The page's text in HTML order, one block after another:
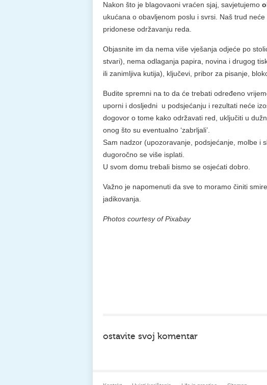
Nakon što je blagovaoni vraćen sjaj, savjetujemo
ukućana o obavljenom poslu i svrsi. Naš trud
pridonese održavanju reda.
Objasnite im da nema više vješanja odjeće po
stvari), nema odlaganja papira, novina i drugog
ili zanimljiva kutija), ključevi, pribor za pisanje,
Budite spremni na to da će trebati određeno
uporni i dosljedni u podsjećanju i rezultati neće
dogovor o tome kako održavati red, uključiti u
onog što su eventualno ‘zabrljali’.
Sam nadzor (upozoravanje, podsjećanje, molbe i
dugoročno se više isplati.
U svom domu trebali bismo se osjećati dobro.
Važno je napomenuti da sve to moramo činiti
jadikovanja.
Photos courtesy of Pixabay
ostavite svoj komentar